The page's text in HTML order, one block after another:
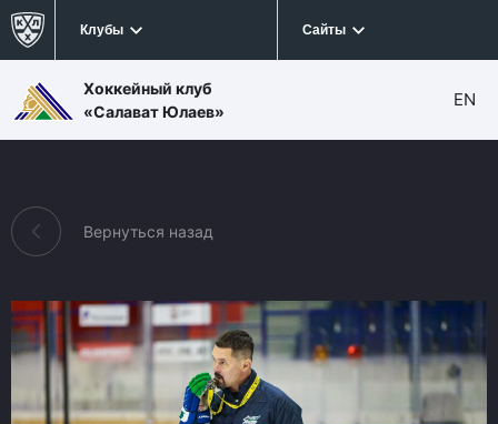
Клубы Сайты
Хоккейный клуб
«Салават Юлаев»
EN
Вернуться назад